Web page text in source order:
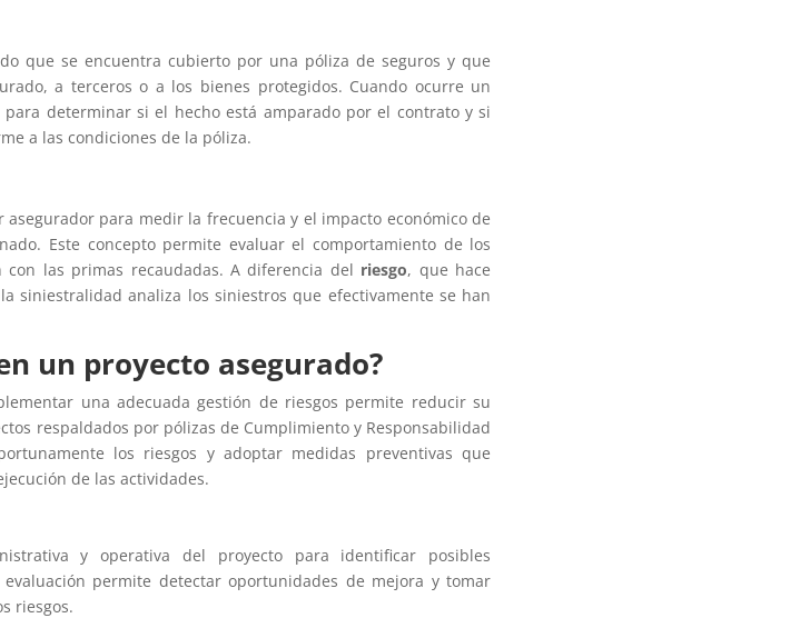
que se encuentra cubierto por una póliza de seguros y que
a terceros o a los bienes protegidos. Cuando ocurre un
determinar si el hecho está amparado por el contrato y si
a las condiciones de la póliza.
para medir la frecuencia y el impacto económico de
Este concepto permite evaluar el comportamiento de los
las primas recaudadas. A diferencia del riesgo, que hace
siniestralidad analiza los siniestros que efectivamente se han
un proyecto asegurado?
una adecuada gestión de riesgos permite reducir su
respaldados por pólizas de Cumplimiento y Responsabilidad
los riesgos y adoptar medidas preventivas que
de las actividades.
y operativa del proyecto para identificar posibles
permite detectar oportunidades de mejora y tomar
riesgos.